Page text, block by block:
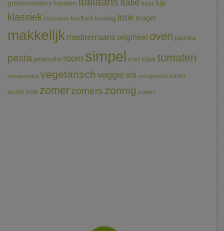
grootmoeders keuken kaas kip
klassiek klassieker knoflook kruidig look mager
makkelijk mediterraans origineel oven paprika
pasta peterselie room simpel snel klaar tomaten
tomatensaus vegetarischveggie vis voorgerecht winter
wortel zoet zomerzomers zonnig zuiders